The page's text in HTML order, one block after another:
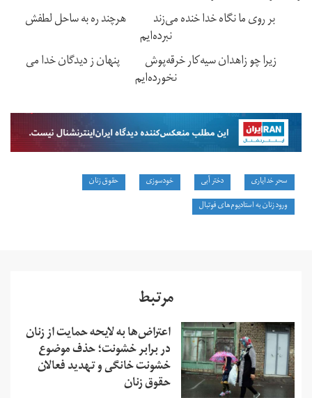
بر روی ما نگاه خدا خنده می‌زند هرچند ره به ساحل لطفش
نبرده‌ایم
زیرا چو زاهدان سیه‌کار خرقه‌پوش پنهان ز دیدگان خدا می
نخورده‌ایم
سحر خدایاری دختر آبی خودسوزی
حقوق زنان
ورود زنان به استادیوم‌های فوتبال
مرتبط
اعتراض‌ها به لایحه حمایت از زنان
در برابر خشونت؛ حذف موضوع
خشونت خانگی و تهدید فعالان
حقوق زنان